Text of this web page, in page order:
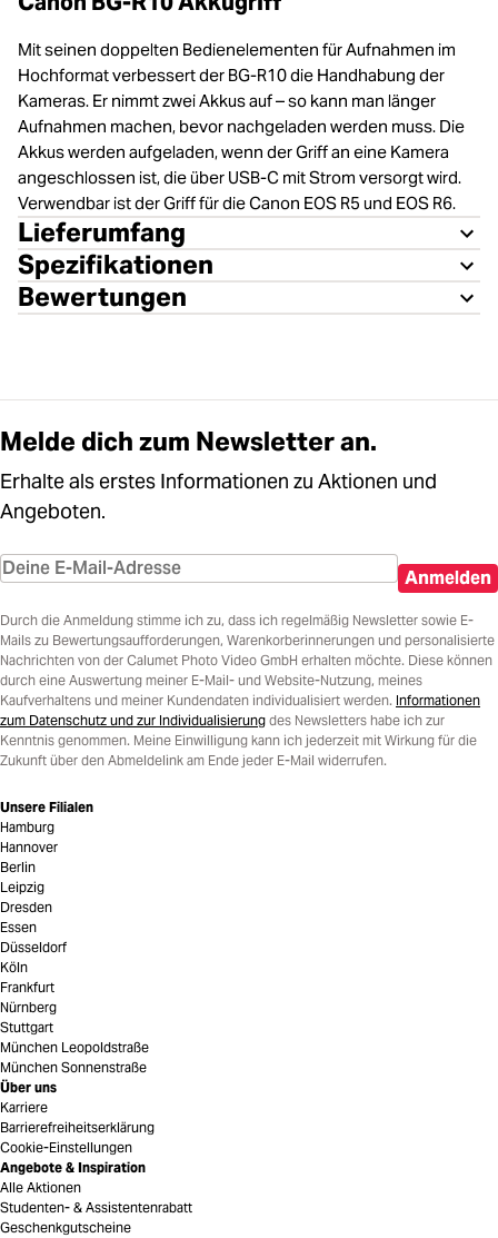
Mit seinen doppelten Bedienelementen für Aufnahmen im
Hochformat verbessert der BG-R10 die Handhabung der
Kameras. Er nimmt zwei Akkus auf – so kann man länger
Aufnahmen machen, bevor nachgeladen werden muss. Die
Akkus werden aufgeladen, wenn der Griff an eine Kamera
angeschlossen ist, die über USB-C mit Strom versorgt wird.
Verwendbar ist der Griff für die Canon EOS R5 und EOS R6.
Lieferumfang
Spezifikationen
Bewertungen
Melde dich zum Newsletter an.
Erhalte als erstes Informationen zu Aktionen und
Angeboten.
Anmelden
Durch die Anmeldung stimme ich zu, dass ich regelmäßig Newsletter sowie E-
Mails zu Bewertungsaufforderungen, Warenkorberinnerungen und personalisierte
Nachrichten von der Calumet Photo Video GmbH erhalten möchte. Diese können
durch eine Auswertung meiner E-Mail- und Website-Nutzung, meines
Kaufverhaltens und meiner Kundendaten individualisiert werden. Informationen
zum Datenschutz und zur Individualisierung des Newsletters habe ich zur
Kenntnis genommen. Meine Einwilligung kann ich jederzeit mit Wirkung für die
Zukunft über den Abmeldelink am Ende jeder E-Mail widerrufen.
Unsere Filialen
Hamburg
Hannover
Berlin
Leipzig
Dresden
Essen
Düsseldorf
Köln
Frankfurt
Nürnberg
Stuttgart
München Leopoldstraße
München Sonnenstraße
Über uns
Karriere
Barrierefreiheitserklärung
Cookie-Einstellungen
Angebote & Inspiration
Alle Aktionen
Studenten- & Assistentenrabatt
Geschenkgutscheine